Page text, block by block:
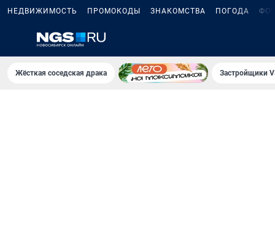
НЕДВИЖИМОСТЬ ПРОМОКОДЫ ЗНАКОМСТВА ПОГОДА
Жёсткая соседская драка Застройщики